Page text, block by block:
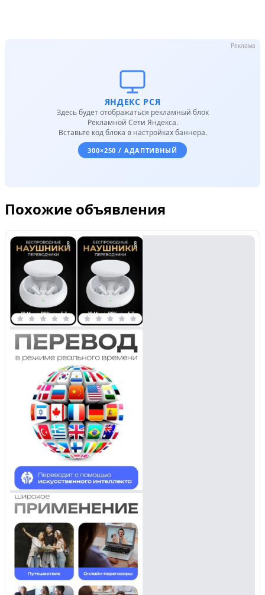
ЯНДЕКС РСЯ
Здесь будет отображаться рекламный блок
Рекламной Сети Яндекса.
Вставьте код блока в настройках баннера.
300×250 / АДАПТИВНЫЙ
Реклама
Похожие объявления